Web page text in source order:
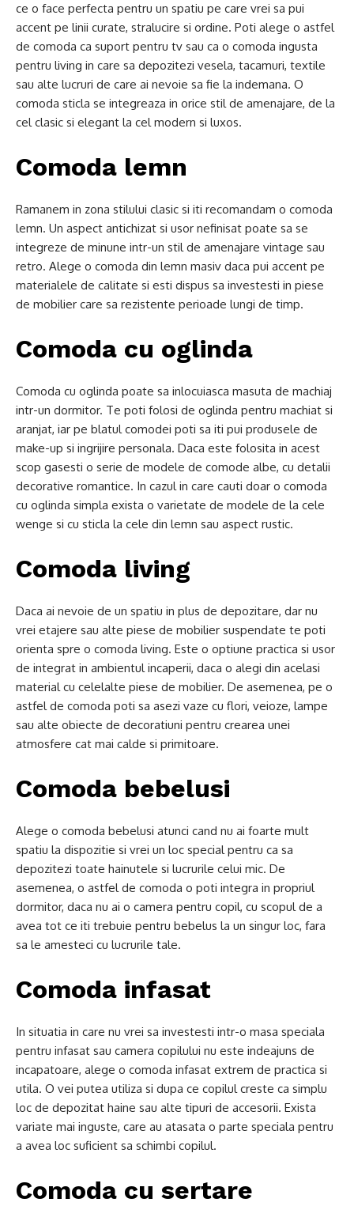
ce o face perfecta pentru un spatiu pe care vrei sa pui
accent pe linii curate, stralucire si ordine. Poti alege o astfel
de comoda ca suport pentru tv sau ca o comoda ingusta
pentru living in care sa depozitezi vesela, tacamuri, textile
sau alte lucruri de care ai nevoie sa fie la indemana. O
comoda sticla se integreaza in orice stil de amenajare, de la
cel clasic si elegant la cel modern si luxos.
Comoda lemn
Ramanem in zona stilului clasic si iti recomandam o comoda
lemn. Un aspect antichizat si usor nefinisat poate sa se
integreze de minune intr-un stil de amenajare vintage sau
retro. Alege o comoda din lemn masiv daca pui accent pe
materialele de calitate si esti dispus sa investesti in piese
de mobilier care sa rezistente perioade lungi de timp.
Comoda cu oglinda
Comoda cu oglinda poate sa inlocuiasca masuta de machiaj
intr-un dormitor. Te poti folosi de oglinda pentru machiat si
aranjat, iar pe blatul comodei poti sa iti pui produsele de
make-up si ingrijire personala. Daca este folosita in acest
scop gasesti o serie de modele de comode albe, cu detalii
decorative romantice. In cazul in care cauti doar o comoda
cu oglinda simpla exista o varietate de modele de la cele
wenge si cu sticla la cele din lemn sau aspect rustic.
Comoda living
Daca ai nevoie de un spatiu in plus de depozitare, dar nu
vrei etajere sau alte piese de mobilier suspendate te poti
orienta spre o comoda living. Este o optiune practica si usor
de integrat in ambientul incaperii, daca o alegi din acelasi
material cu celelalte piese de mobilier. De asemenea, pe o
astfel de comoda poti sa asezi vaze cu flori, veioze, lampe
sau alte obiecte de decoratiuni pentru crearea unei
atmosfere cat mai calde si primitoare.
Comoda bebelusi
Alege o comoda bebelusi atunci cand nu ai foarte mult
spatiu la dispozitie si vrei un loc special pentru ca sa
depozitezi toate hainutele si lucrurile celui mic. De
asemenea, o astfel de comoda o poti integra in propriul
dormitor, daca nu ai o camera pentru copil, cu scopul de a
avea tot ce iti trebuie pentru bebelus la un singur loc, fara
sa le amesteci cu lucrurile tale.
Comoda infasat
In situatia in care nu vrei sa investesti intr-o masa speciala
pentru infasat sau camera copilului nu este indeajuns de
incapatoare, alege o comoda infasat extrem de practica si
utila. O vei putea utiliza si dupa ce copilul creste ca simplu
loc de depozitat haine sau alte tipuri de accesorii. Exista
variate mai inguste, care au atasata o parte speciala pentru
a avea loc suficient sa schimbi copilul.
Comoda cu sertare